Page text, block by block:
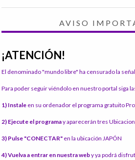
AVISO
¡ATENCIÓN!
El denominado "mundo libre" ha censurado la señal
Para poder seguir viéndolo en nuestro portal siga
1) Instale en su ordenador el programa gratuito
2) Ejecute el programay aparecerán tres
3) Pulse "CONECTAR" en la ubicación JAPÓN
4) Vuelva a entrar en nuestra weby ya podrá